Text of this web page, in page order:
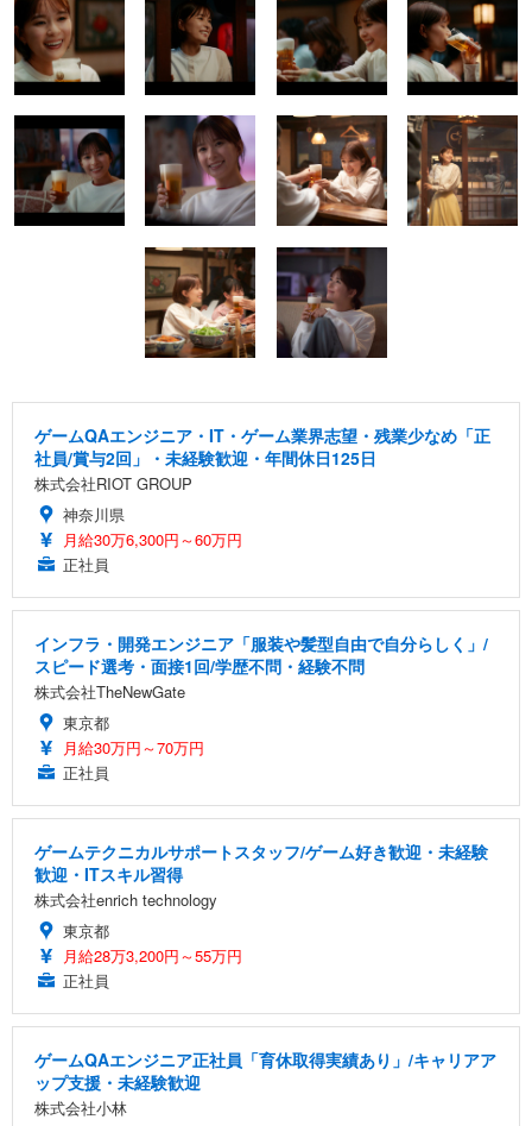
ゲームQAエンジニア・IT・ゲーム業界志望・残業少なめ「正
社員/賞与2回」・未経験歓迎・年間休日125日
株式会社RIOT GROUP
神奈川県
月給30万6,300円～60万円
正社員
インフラ・開発エンジニア「服装や髪型自由で自分らしく」/
スピード選考・面接1回/学歴不問・経験不問
株式会社TheNewGate
東京都
月給30万円～70万円
正社員
ゲームテクニカルサポートスタッフ/ゲーム好き歓迎・未経験
歓迎・ITスキル習得
株式会社enrich technology
東京都
月給28万3,200円～55万円
正社員
ゲームQAエンジニア正社員「育休取得実績あり」/キャリアア
ップ支援・未経験歓迎
株式会社小林